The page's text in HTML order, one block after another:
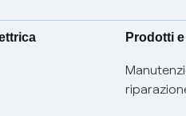
Prodotti